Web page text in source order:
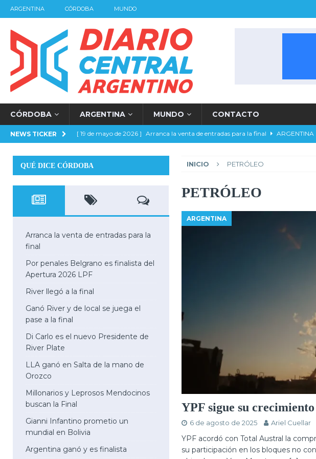
ARGENTINA CÓRDOBA MUNDO
CÓRDOBA ARGENTINA MUNDO CONTACTO
NEWS TICKER [ 19 de mayo de 2026 ] Arranca la venta de entradas para la final ARGENTINA
[ 16 de mayo de 2026 ] River llegó a la final DEPORTES
Ganó River y de local se juega el pase a la final
[ 2 de noviembre de 2025 ]
Millonario Clásico ARGENTINA
INICIO PETRÓLEO
PETRÓLEO
ARGENTINA
YPF sigue su crecimiento
6 de agosto de 2025 Ariel Cuellar
YPF acordó con Total Austral la
su participación en los bloques no
QUÉ DICE CÓRDOBA
Arranca la venta de entradas para la
final
Por penales Belgrano es finalista del
Apertura 2026 LPF
River llegó a la final
Ganó River y de local se juega el
pase a la final
Di Carlo es el nuevo Presidente de
River Plate
LLA ganó en Salta de la mano de
Orozco
Millonarios y Leprosos Mendocinos
buscan la Final
Gianni Infantino prometio un
mundial en Bolivia
Argentina ganó y es finalista